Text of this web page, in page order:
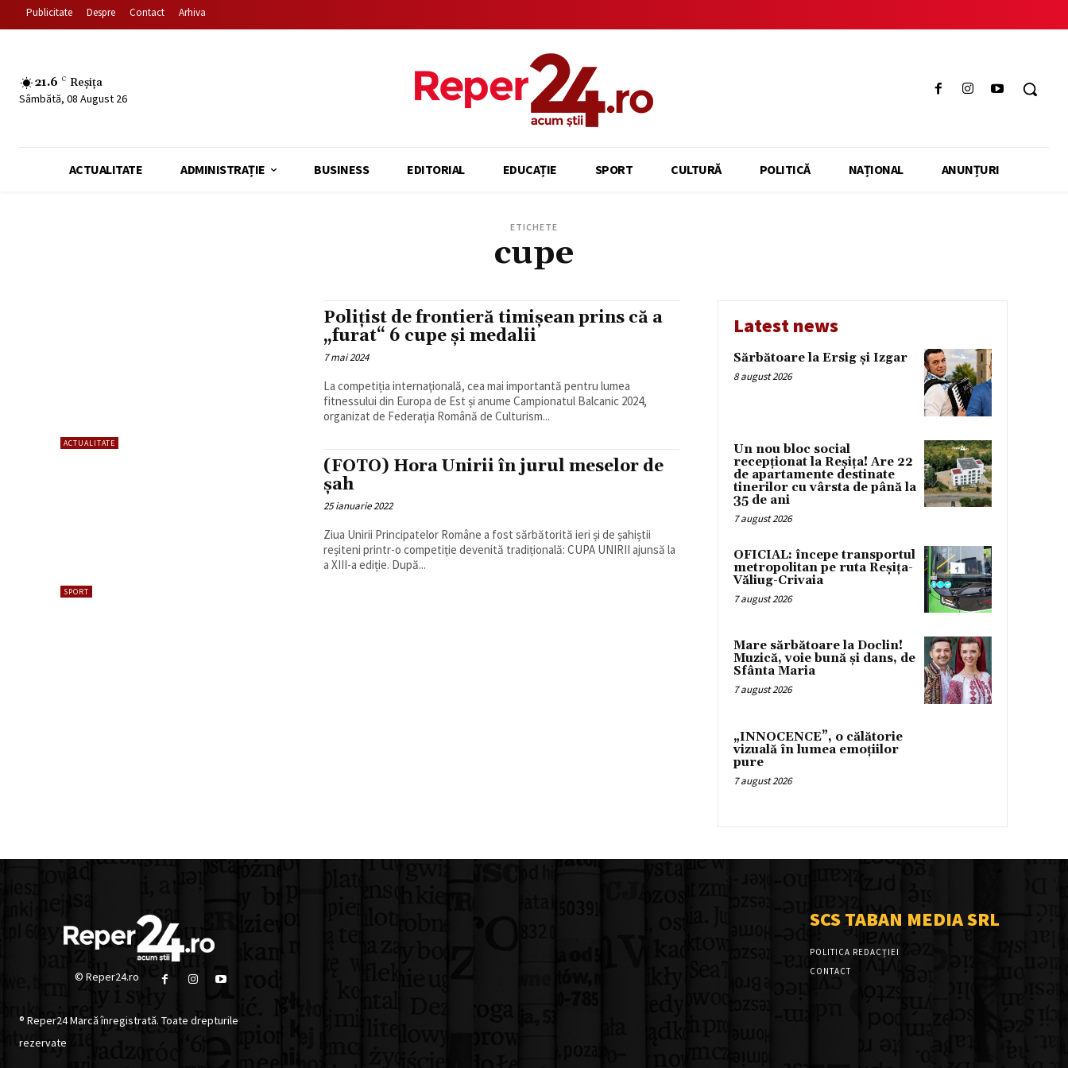
Publicitate Despre Contact Arhiva
21.6 C Reșița
Sâmbătă, 08 August 26
ACTUALITATE ADMINISTRAȚIE BUSINESS EDITORIAL EDUCAȚIE SPORT CULTURĂ POLITICĂ NAȚIONAL ANUNȚURI
ETICHETE
cupe
ACTUALITATE
Polițist de frontieră timișean prins că a
„furat“ 6 cupe și medalii
7 mai 2024
La competiția internaţională, cea mai importantă pentru lumea
fitnessului din Europa de Est și anume Campionatul Balcanic 2024,
organizat de Federația Română de Culturism...
SPORT
(FOTO) Hora Unirii în jurul meselor de
șah
25 ianuarie 2022
Ziua Unirii Principatelor Române a fost sărbătorită ieri și de șahiștii
reșiteni printr-o competiție devenită tradițională: CUPA UNIRII ajunsă la
a XIII-a ediție. După...
Latest news
Sărbătoare la Ersig și Izgar
8 august 2026
Un nou bloc social
recepționat la Reșița! Are 22
de apartamente destinate
tinerilor cu vârsta de până la
35 de ani
7 august 2026
OFICIAL: începe transportul
metropolitan pe ruta Reșița-
Văliug-Crivaia
7 august 2026
Mare sărbătoare la Doclin!
Muzică, voie bună și dans, de
Sfânta Maria
7 august 2026
„INNOCENCE”, o călătorie
vizuală în lumea emoțiilor
pure
7 august 2026
© Reper24.ro
® Reper24 Marcă înregistrată. Toate drepturile
rezervate
SCS TABAN MEDIA SRL
POLITICA REDACȚIEI
CONTACT